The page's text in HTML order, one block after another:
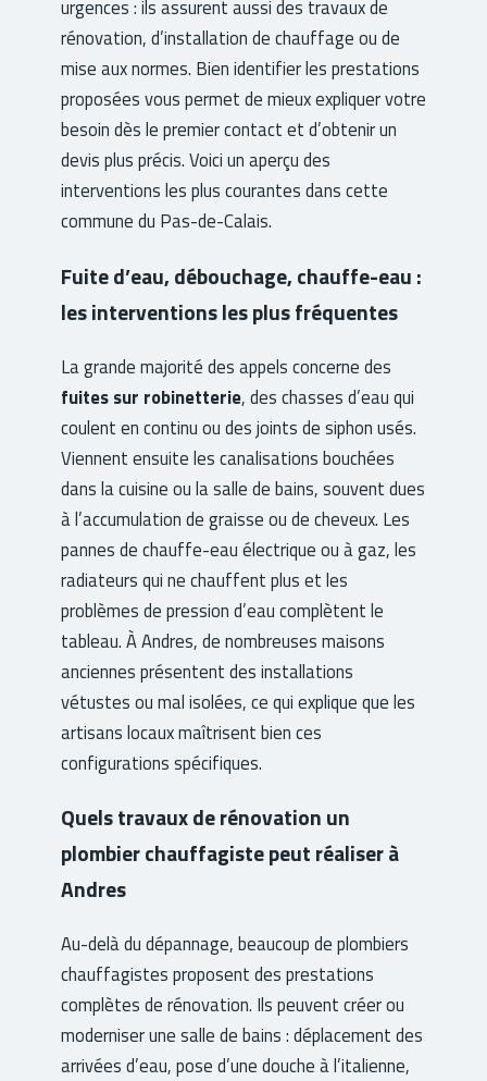
urgences : ils assurent aussi des travaux de
rénovation, d’installation de chauffage ou de
mise aux normes. Bien identifier les prestations
proposées vous permet de mieux expliquer votre
besoin dès le premier contact et d’obtenir un
devis plus précis. Voici un aperçu des
interventions les plus courantes dans cette
commune du Pas-de-Calais.
Fuite d’eau, débouchage, chauffe-eau :
les interventions les plus fréquentes
La grande majorité des appels concerne des
fuites sur robinetterie, des chasses d’eau qui
coulent en continu ou des joints de siphon usés.
Viennent ensuite les canalisations bouchées
dans la cuisine ou la salle de bains, souvent dues
à l’accumulation de graisse ou de cheveux. Les
pannes de chauffe-eau électrique ou à gaz, les
radiateurs qui ne chauffent plus et les
problèmes de pression d’eau complètent le
tableau. À Andres, de nombreuses maisons
anciennes présentent des installations
vétustes ou mal isolées, ce qui explique que les
artisans locaux maîtrisent bien ces
configurations spécifiques.
Quels travaux de rénovation un
plombier chauffagiste peut réaliser à
Andres
Au-delà du dépannage, beaucoup de plombiers
chauffagistes proposent des prestations
complètes de rénovation. Ils peuvent créer ou
moderniser une salle de bains : déplacement des
arrivées d’eau, pose d’une douche à l’italienne,